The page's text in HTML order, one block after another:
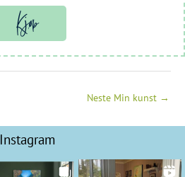
Kjøp
Neste Min kunst →
Instagram